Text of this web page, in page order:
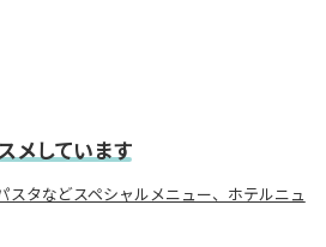
メしています
スタなどスペシャルメニュー、ホテルニュ